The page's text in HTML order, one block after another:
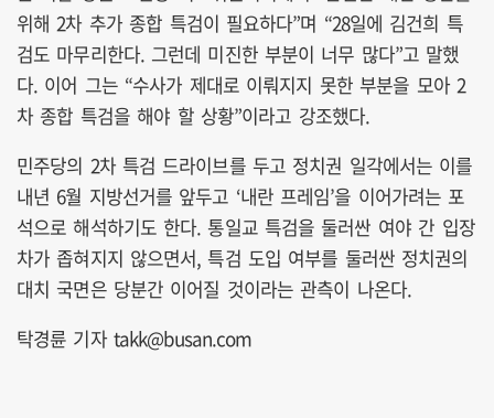
위해 2차 추가 종합 특검이 필요하다”며 “28일에 김건희 특
검도 마무리한다. 그런데 미진한 부분이 너무 많다”고 말했
다. 이어 그는 “수사가 제대로 이뤄지지 못한 부분을 모아 2
차 종합 특검을 해야 할 상황”이라고 강조했다.
민주당의 2차 특검 드라이브를 두고 정치권 일각에서는 이를
내년 6월 지방선거를 앞두고 ‘내란 프레임’을 이어가려는 포
석으로 해석하기도 한다. 통일교 특검을 둘러싼 여야 간 입장
차가 좁혀지지 않으면서, 특검 도입 여부를 둘러싼 정치권의
대치 국면은 당분간 이어질 것이라는 관측이 나온다.
탁경륜 기자 takk@busan.com